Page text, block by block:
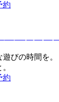
約
びの時間を。
約